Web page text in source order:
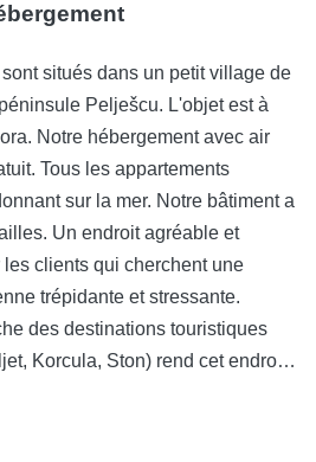
situés dans un petit village de
Pelješcu. L'objet est à
Notre hébergement avec air
Tous les appartements
sur la mer. Notre bâtiment a
Un endroit agréable et
clients qui cherchent une
trépidante et stressante.
des destinations touristiques
Korcula, Ston) rend cet endroit